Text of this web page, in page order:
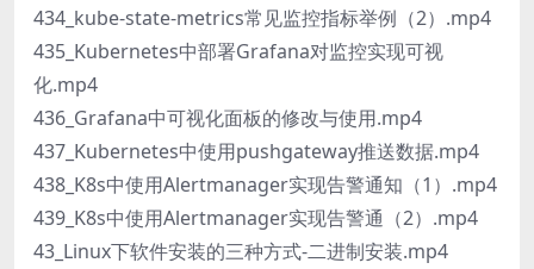
434_kube-state-metrics常见监控指标举例（2）.mp4
435_Kubernetes中部署Grafana对监控实现可视
化.mp4
436_Grafana中可视化面板的修改与使用.mp4
437_Kubernetes中使用pushgateway推送数据.mp4
438_K8s中使用Alertmanager实现告警通知（1）.mp4
439_K8s中使用Alertmanager实现告警通（2）.mp4
43_Linux下软件安装的三种方式-二进制安装.mp4